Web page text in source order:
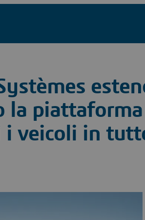
piattaforma
veicoli in